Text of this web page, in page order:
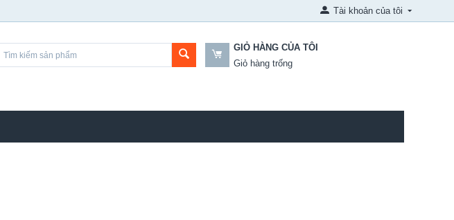
Tài khoản của tôi
GIỎ HÀNG CỦA TÔI
Giỏ hàng trống